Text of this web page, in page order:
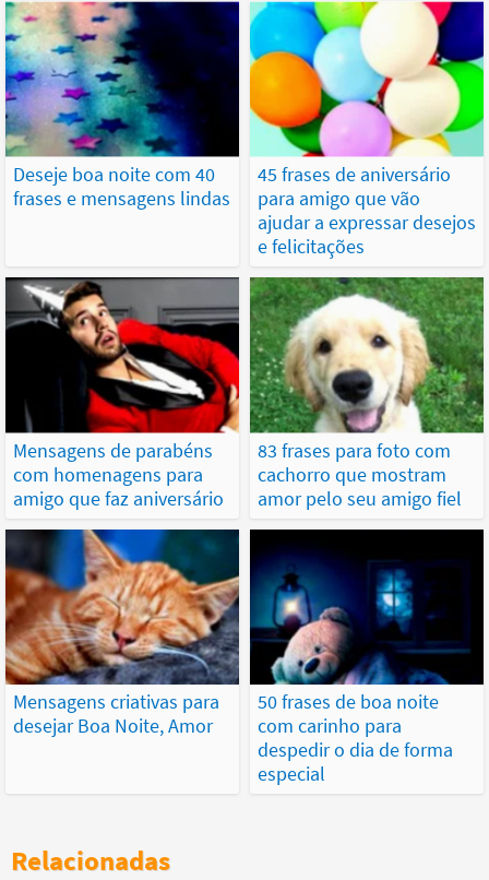
Deseje boa noite com 40
frases e mensagens lindas
45 frases de aniversário
para amigo que vão
ajudar a expressar desejos
e felicitações
Mensagens de parabéns
com homenagens para
amigo que faz aniversário
83 frases para foto com
cachorro que mostram
amor pelo seu amigo fiel
Mensagens criativas para
desejar Boa Noite, Amor
50 frases de boa noite
com carinho para
despedir o dia de forma
especial
Relacionadas